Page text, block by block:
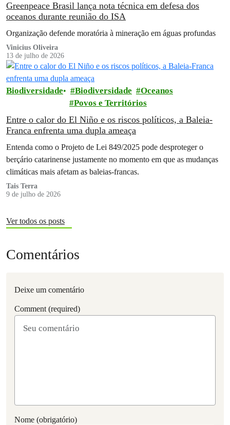
Greenpeace Brasil lança nota técnica em defesa dos
oceanos durante reunião do ISA
Organização defende moratória à mineração em águas profundas
Vinicius Oliveira
13 de julho de 2026
Biodiversidade Biodiversidade
Oceanos
Povos e Territórios
Entre o calor do El Niño e os riscos políticos, a Baleia-
Franca enfrenta uma dupla ameaça
Entenda como o Projeto de Lei 849/2025 pode desproteger o
berçário catarinense justamente no momento em que as mudanças
climáticas mais afetam as baleias-francas.
Tais Terra
9 de julho de 2026
Ver todos os posts
Comentários
Deixe um comentário
Comment (required)
Nome (obrigatório)